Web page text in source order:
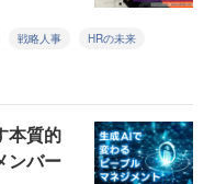
戦略人事 HRの未来
本質的
ンバー